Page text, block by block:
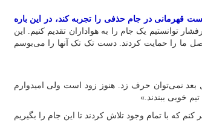
قهرمانی در جام حذفی را تجربه کند، در این باره
یک جام را به هواداران تقدیم کنیم. این
ما را حمایت کردند. دست تک تک آنها را می‌بوسم
بعد نمی‌توان حرف زد. هنوز زود است ولی امیدوارم
خوبی ببندند.»
که با تمام وجود تلاش کردند تا این جام را بگیریم